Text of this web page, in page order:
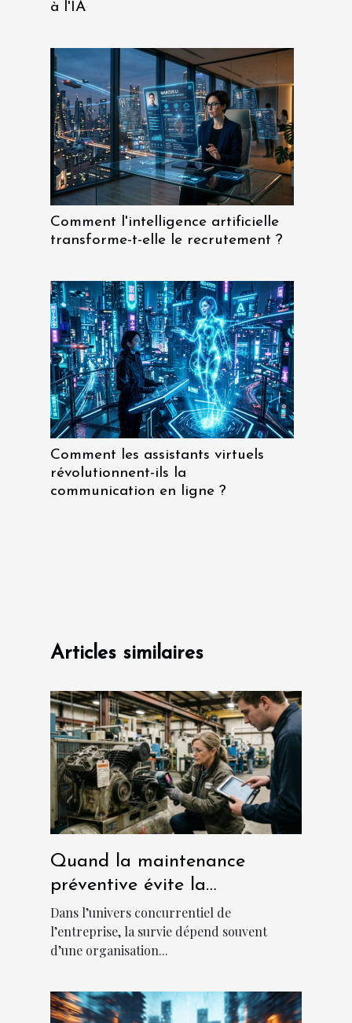
à l'IA
Comment l'intelligence artificielle
transforme-t-elle le recrutement ?
Comment les assistants virtuels
révolutionnent-ils la
communication en ligne ?
Articles similaires
Quand la maintenance
préventive évite la
catastrophe en entreprise
Dans l’univers concurrentiel de
l’entreprise, la survie dépend souvent
d’une organisation...